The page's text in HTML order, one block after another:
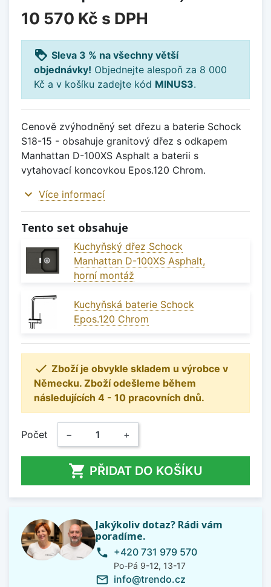
10 570 Kč s DPH
loyalty Sleva 3 % na všechny větší
objednávky! Objednejte alespoň za 8 000
Kč a v košíku zadejte kód MINUS3.
Cenově zvýhodněný set dřezu a baterie Schock
S18-15 - obsahuje granitový dřez s odkapem
Manhattan D-100XS Asphalt a baterii s
vytahovací koncovkou Epos.120 Chrom.
expand_more Více informací
Tento set obsahuje
Kuchyňský dřez Schock
Manhattan D-100XS Asphalt,
horní montáž
Kuchyňská baterie Schock
Epos.120 Chrom
 Zboží je obvykle skladem u výrobce v
Německu. Zboží odešleme během
následujících 4 - 10 pracovních dnů.
Počet − +
 PŘIDAT DO KOŠÍKU
Jakýkoliv dotaz? Rádi vám
poradíme.
phone +420 731 979 570
Po-Pá 9-12, 13-17
mail_outline info@trendo.cz